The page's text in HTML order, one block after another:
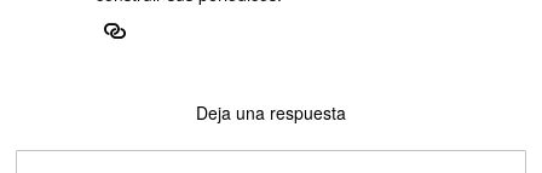
Deja una respuesta